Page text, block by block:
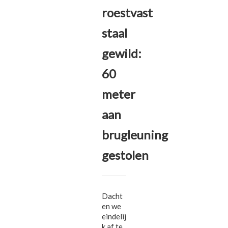
roestvast
staal
gewild:
60
meter
aan
brugleuning
gestolen
Dacht
en we
eindelij